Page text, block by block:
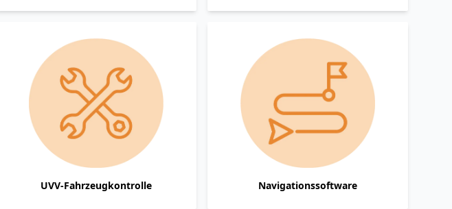
UVV-Fahrzeugkontrolle Navigationssoftware